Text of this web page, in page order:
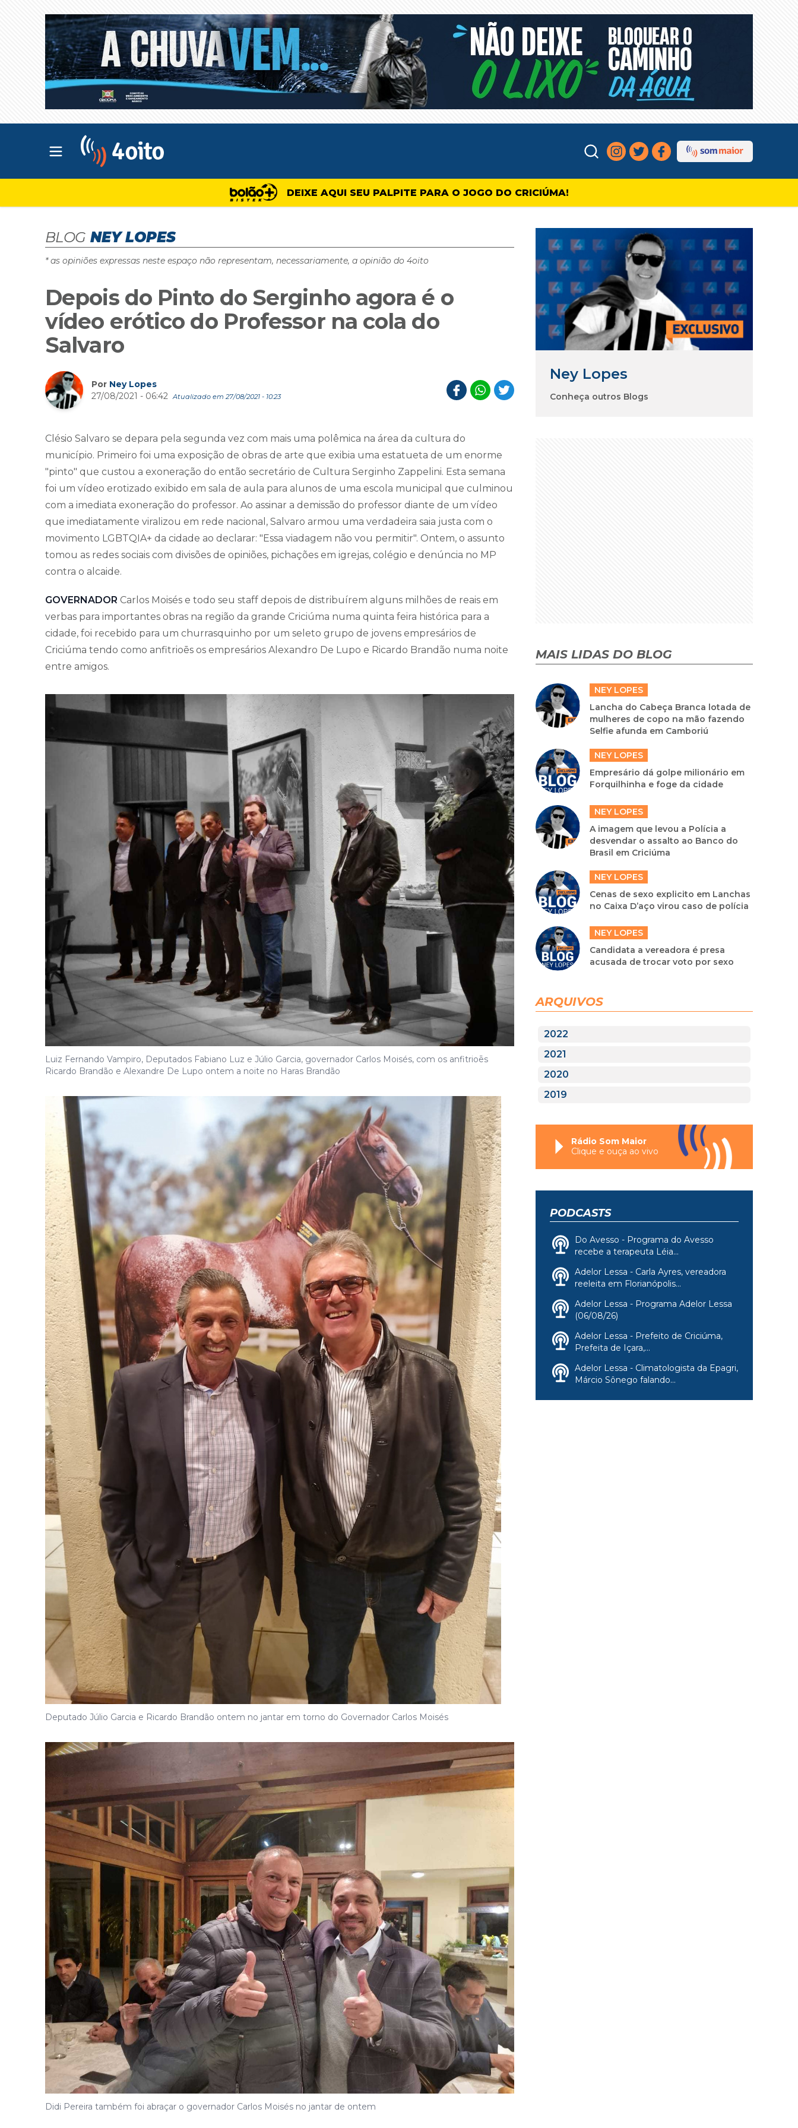
Abrir menu principal
DEIXE AQUI SEU PALPITE PARA O JOGO DO CRICIÚMA!
BLOG NEY LOPES
* as opiniões expressas neste espaço não representam, necessariamente, a opinião do 4oito
Depois do Pinto do Serginho agora é o
vídeo erótico do Professor na cola do
Salvaro
Por Ney Lopes
27/08/2021 - 06:42 Atualizado em 27/08/2021 - 10:23
Clésio Salvaro se depara pela segunda vez com mais uma polêmica na área da cultura do
município. Primeiro foi uma exposição de obras de arte que exibia uma estatueta de um enorme
"pinto" que custou a exoneração do então secretário de Cultura Serginho Zappelini. Esta semana
foi um vídeo erotizado exibido em sala de aula para alunos de uma escola municipal que culminou
com a imediata exoneração do professor. Ao assinar a demissão do professor diante de um vídeo
que imediatamente viralizou em rede nacional, Salvaro armou uma verdadeira saia justa com o
movimento LGBTQIA+ da cidade ao declarar: "Essa viadagem não vou permitir". Ontem, o assunto
tomou as redes sociais com divisões de opiniões, pichações em igrejas, colégio e denúncia no MP
contra o alcaide.
GOVERNADOR Carlos Moisés e todo seu staff depois de distribuírem alguns milhões de reais em
verbas para importantes obras na região da grande Criciúma numa quinta feira histórica para a
cidade, foi recebido para um churrasquinho por um seleto grupo de jovens empresários de
Criciúma tendo como anfitrioēs os empresários Alexandro De Lupo e Ricardo Brandão numa noite
entre amigos.
Luiz Fernando Vampiro, Deputados Fabiano Luz e Júlio Garcia, governador Carlos Moisés, com os anfitrioēs
Ricardo Brandão e Alexandre De Lupo ontem a noite no Haras Brandão
Deputado Júlio Garcia e Ricardo Brandão ontem no jantar em torno do Governador Carlos Moisés
Didi Pereira também foi abraçar o governador Carlos Moisés no jantar de ontem
Ney Lopes
Conheça outros Blogs
MAIS LIDAS DO BLOG
NEY LOPES
Lancha do Cabeça Branca lotada de
mulheres de copo na mão fazendo
Selfie afunda em Camboriú
NEY LOPES
Empresário dá golpe milionário em
Forquilhinha e foge da cidade
NEY LOPES
A imagem que levou a Polícia a
desvendar o assalto ao Banco do
Brasil em Criciúma
NEY LOPES
Cenas de sexo explicito em Lanchas
no Caixa D’aço virou caso de polícia
NEY LOPES
Candidata a vereadora é presa
acusada de trocar voto por sexo
ARQUIVOS
2022
2021
2020
2019
Rádio Som Maior
Clique e ouça ao vivo
PODCASTS
Do Avesso - Programa do Avesso
recebe a terapeuta Léia...
Adelor Lessa - Carla Ayres, vereadora
reeleita em Florianópolis...
Adelor Lessa - Programa Adelor Lessa
(06/08/26)
Adelor Lessa - Prefeito de Criciúma,
Prefeita de Içara,...
Adelor Lessa - Climatologista da Epagri,
Márcio Sônego falando...